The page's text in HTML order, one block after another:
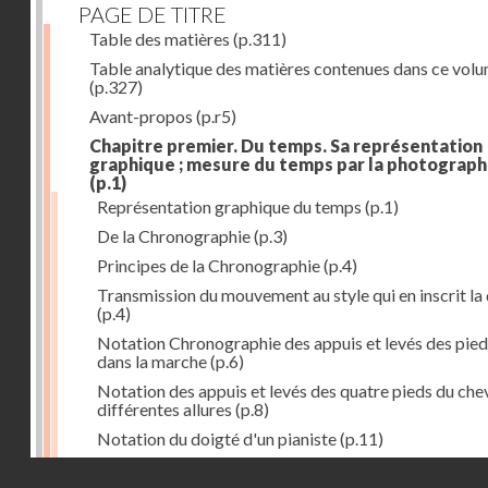
PAGE DE TITRE
Table des matières (p.311)
Table analytique des matières contenues dans ce
(p.327)
Avant-propos (p.r5)
Chapitre premier. Du temps. Sa représentation
graphique ; mesure du temps par la
(p.1)
Représentation graphique du temps (p.1)
De la Chronographie(p.3)
Principes de la Chronographie(p.4)
Transmission du mouvement au style qui en inscrit la
(p.4)
Notation Chronographie des appuis et levés des
dans la marche(p.6)
Notation des appuis et levés des quatre pieds du
différentes allures (p.8)
Notation du doigté d'un pianiste(p.11)